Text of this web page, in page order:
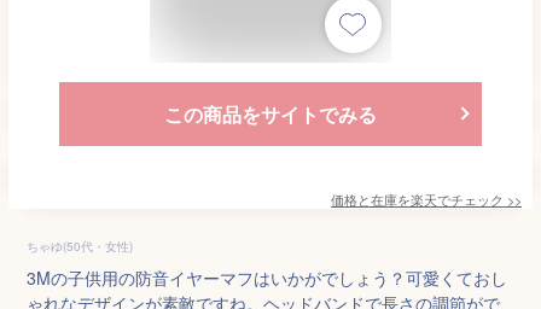
この商品をサイトでみる
価格と在庫を楽天でチェック >>
ちゃゆ(50代・女性)
3Mの子供用の防音イヤーマフはいかがでしょう？可愛くておし
ゃれなデザインが素敵ですね。ヘッドバンドで長さの調節がで